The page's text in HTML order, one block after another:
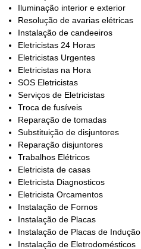
Iluminação interior e exterior
Resolução de avarias elétricas
Instalação de candeeiros
Eletricistas 24 Horas
Eletricistas Urgentes
Eletricistas na Hora
SOS Eletricistas
Serviços de Eletricistas
Troca de fusíveis
Reparação de tomadas
Substituição de disjuntores
Reparação disjuntores
Trabalhos Elétricos
Eletricista de casas
Eletricista Diagnosticos
Eletricista Orcamentos
Instalação de Fornos
Instalação de Placas
Instalação de Placas de Indução
Instalação de Eletrodomésticos